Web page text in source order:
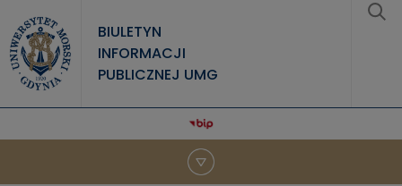
BIULETYN
INFORMACJI
PUBLICZNEJ UMG